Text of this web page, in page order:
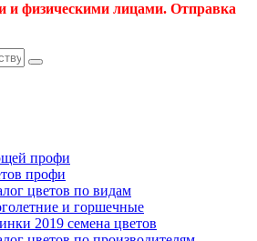
и физическими лицами. Отправка
профи
профи
цветов по видам
и горшечные
2019 семена цветов